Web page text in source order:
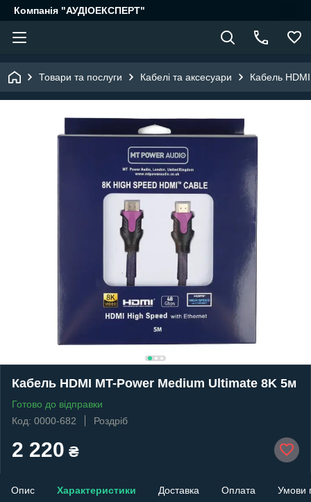
Компанія "АУДІОЕКСПЕРТ"
Товари та послуги Кабелі та аксесуари Кабель
Кабель HDMI MT-Power Medium Ultimate 8K 5м
Готово до відправки
Код: 0000-682
Роздріб
2 220 ₴
Опис Характеристики Доставка Оплата Умови